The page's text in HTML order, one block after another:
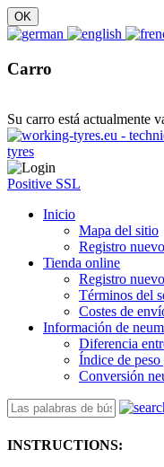
Carro
Su carro está actualmente
Positive SSL
Inicio
Mapa del sitio
Registro
Tienda online
Registro
Términos del
Costes de
Información de
Diferencia
Índice de
Conversión
INSTRUCTIONS: